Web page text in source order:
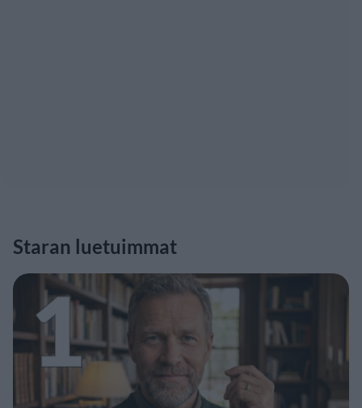
Staran luetuimmat
1